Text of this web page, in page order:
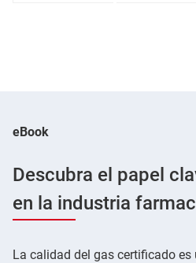
eBook
Descubra el papel
en la industria
La calidad del gas certificado es